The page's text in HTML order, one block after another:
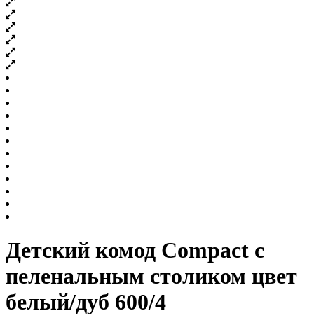
Детский комод Compact с
пеленальным столиком цвет
белый/дуб 600/4